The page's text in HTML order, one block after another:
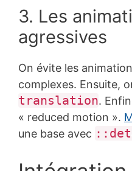
3. Les
agressives
On évite les
complexes. Ensuite,
translation.
« reduced motion ».
une base avec